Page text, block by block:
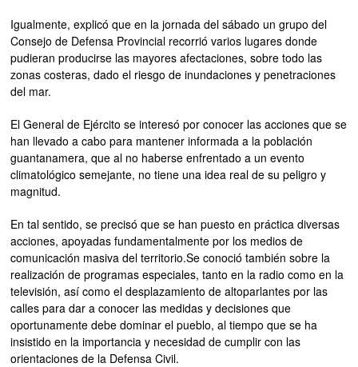
Igualmente, explicó que en la jornada del sábado un grupo del
Consejo de Defensa Provincial recorrió varios lugares donde
pudieran producirse las mayores afectaciones, sobre todo las
zonas costeras, dado el riesgo de inundaciones y penetraciones
del mar.
El General de Ejército se interesó por conocer las acciones que se
han llevado a cabo para mantener informada a la población
guantanamera, que al no haberse enfrentado a un evento
climatológico semejante, no tiene una idea real de su peligro y
magnitud.
En tal sentido, se precisó que se han puesto en práctica diversas
acciones, apoyadas fundamentalmente por los medios de
comunicación masiva del territorio.Se conoció también sobre la
realización de programas especiales, tanto en la radio como en la
televisión, así como el desplazamiento de altoparlantes por las
calles para dar a conocer las medidas y decisiones que
oportunamente debe dominar el pueblo, al tiempo que se ha
insistido en la importancia y necesidad de cumplir con las
orientaciones de la Defensa Civil.